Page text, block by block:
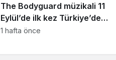
The Bodyguard müzikali 11
Eylül’de ilk kez Türkiye’de
sahnelenecek
1 hafta önce